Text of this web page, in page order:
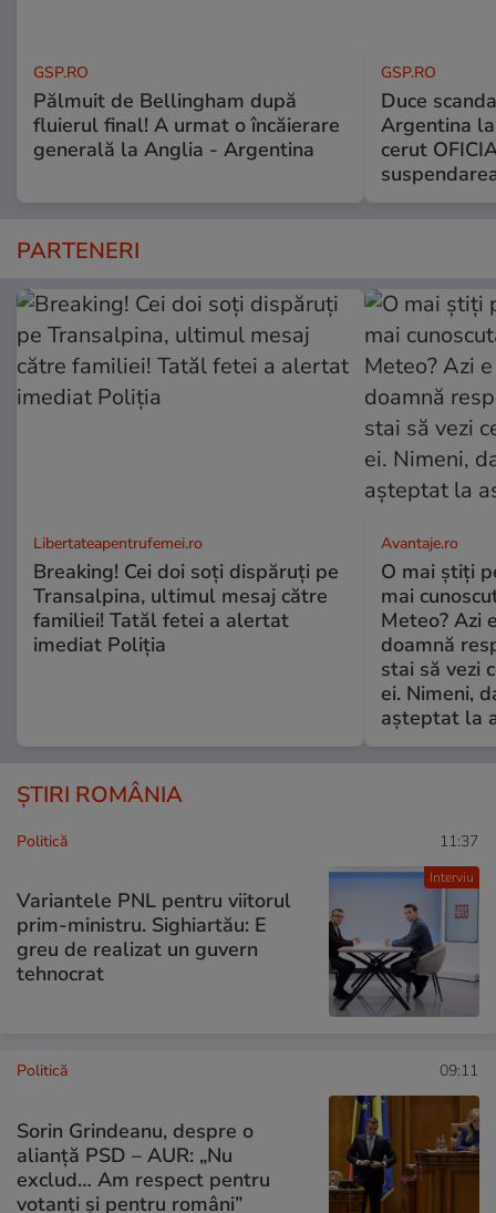
GSP.RO
Pălmuit de Bellingham după
fluierul final! A urmat o încăierare
generală la Anglia - Argentina
GSP.RO
Duce
Argentina
cerut
PARTENERI
Libertateapentrufemei.ro
Breaking! Cei doi soți dispăruți pe
Transalpina, ultimul mesaj către
familiei! Tatăl fetei a alertat
imediat Poliția
Avantaje.ro
O mai știți
mai
Meteo? Azi
doamnă
stai să vezi
ei. Nimeni,
așteptat la
ȘTIRI ROMÂNIA
Interviu
Politică 11:37
Variantele PNL pentru viitorul
prim-ministru. Sighiartău: E
greu de realizat un guvern
tehnocrat
Politică 09:11
Sorin Grindeanu, despre o
alianță PSD – AUR: „Nu
exclud… Am respect pentru
votanți și pentru români”